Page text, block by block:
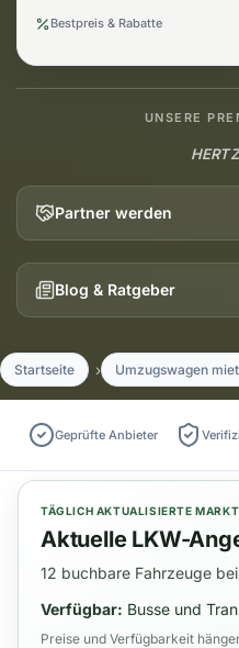
Bestpreis & Rabatte
UNSERE
HERTZ
Partner werden
Blog & Ratgeber
Startseite Umzugswagen
Geprüfte Anbieter
TÄGLICH AKTUALISIERTE
Aktuelle LKW-
12 buchbare Fahrzeuge
Verfügbar: Busse und
Preise und Verfügbarkeit